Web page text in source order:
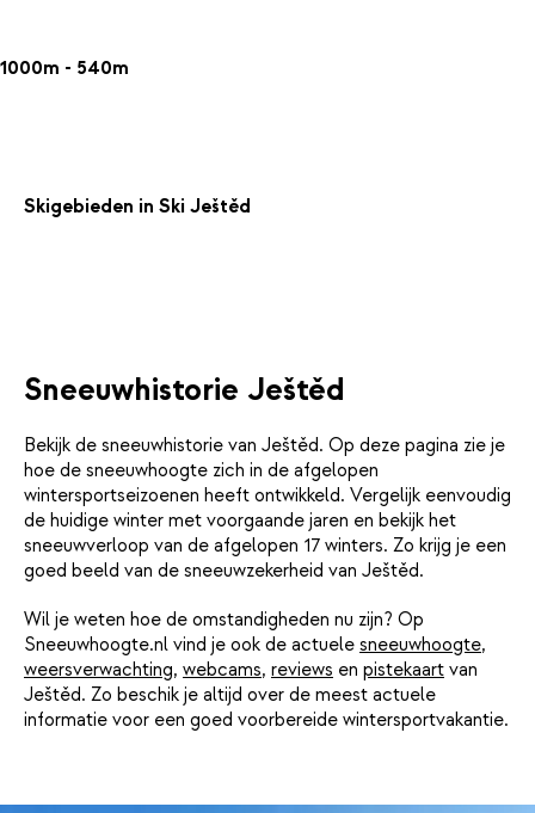
1000m - 540m
Skigebieden in Ski Ještěd
Sneeuwhistorie Ještěd
Bekijk de sneeuwhistorie van Ještěd. Op deze pagina zie je
hoe de sneeuwhoogte zich in de afgelopen
wintersportseizoenen heeft ontwikkeld. Vergelijk eenvoudig
de huidige winter met voorgaande jaren en bekijk het
sneeuwverloop van de afgelopen 17 winters. Zo krijg je een
goed beeld van de sneeuwzekerheid van Ještěd.
Wil je weten hoe de omstandigheden nu zijn? Op
Sneeuwhoogte.nl vind je ook de actuele sneeuwhoogte,
weersverwachting, webcams, reviews en pistekaart van
Ještěd. Zo beschik je altijd over de meest actuele
informatie voor een goed voorbereide wintersportvakantie.